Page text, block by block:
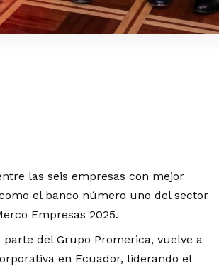
las seis empresas con mejor
el banco número uno del sector
Empresas 2025.
del Grupo Promerica, vuelve a
en Ecuador, liderando el